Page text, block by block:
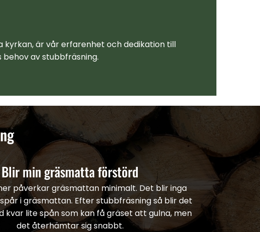
är vår erfarenhet och dedikation till
av stubbfräsning.
Blir min gräsmatta förstörd
påverkar gräsmattan minimalt. Det blir inga
i gräsmattan. Efter stubbfräsning så blir det
kvar lite spån som kan få gräset att gulna, men
det återhämtar sig snabbt.